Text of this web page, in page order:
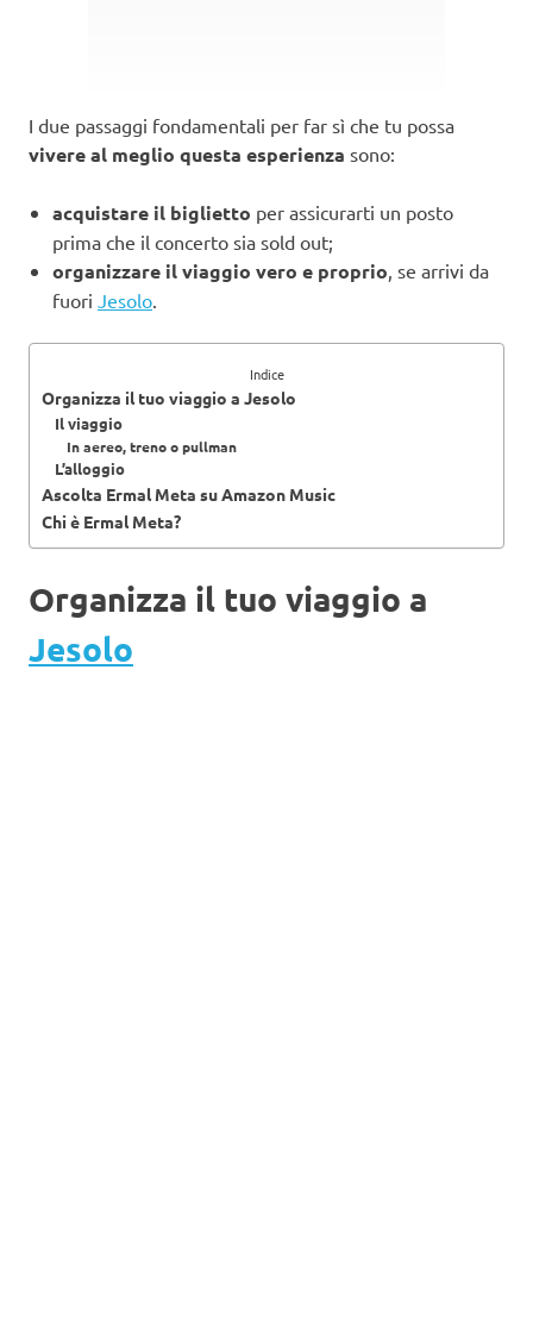
I due passaggi fondamentali per far sì che tu possa
vivere al meglio questa esperienza sono:
acquistare il biglietto per assicurarti un posto
prima che il concerto sia sold out;
organizzare il viaggio vero e proprio , se arrivi da
fuori Jesolo
Indice
Organizza il tuo viaggio a Jesolo
Il viaggio
In aereo, treno o pullman
L’alloggio
Ascolta Ermal Meta su Amazon Music
Chi è Ermal Meta?
Organizza il tuo viaggio a
Jesolo